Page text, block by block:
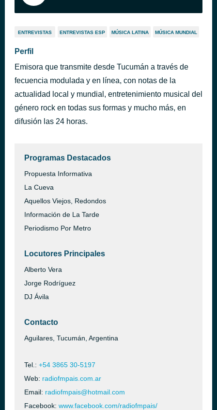
ENTREVISTAS ENTREVISTAS ESP MÚSICA LATINA MÚSICA MUNDIAL
Perfil
Emisora que transmite desde Tucumán a través de
fecuencia modulada y en línea, con notas de la
actualidad local y mundial, entretenimiento musical del
género rock en todas sus formas y mucho más, en
difusión las 24 horas.
Programas Destacados
Propuesta Informativa
La Cueva
Aquellos Viejos, Redondos
Información de La Tarde
Periodismo Por Metro
Locutores Principales
Alberto Vera
Jorge Rodríguez
DJ Ávila
Contacto
Aguilares, Tucumán, Argentina
Tel.: +54 3865 30-5197
Web: radiofmpais.com.ar
Email: radiofmpais@hotmail.com
Facebook: www.facebook.com/radiofmpais/